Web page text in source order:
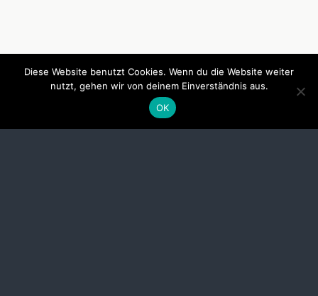
Diese Website benutzt Cookies. Wenn du die Website weiter
nutzt, gehen wir von deinem Einverständnis aus.
OK